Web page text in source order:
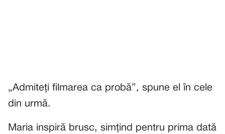
„Admiteți filmarea ca probă”, spune el în cele
din urmă.
Maria inspiră brusc, simțind pentru prima dată